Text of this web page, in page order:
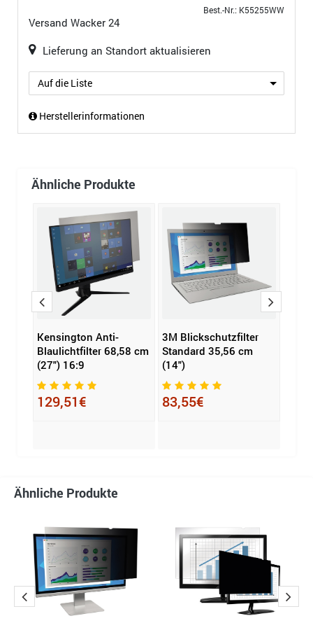
Best.-Nr.: K55255WW
Versand Wacker 24
Lieferung an Standort aktualisieren
Auf die Liste
Herstellerinformationen
Ähnliche Produkte
Kensington Anti-
Blaulichtfilter 68,58 cm
(27") 16:9
129,51€
3M Blickschutzfilter
Standard 35,56 cm
(14")
83,55€
Ähnliche Produkte